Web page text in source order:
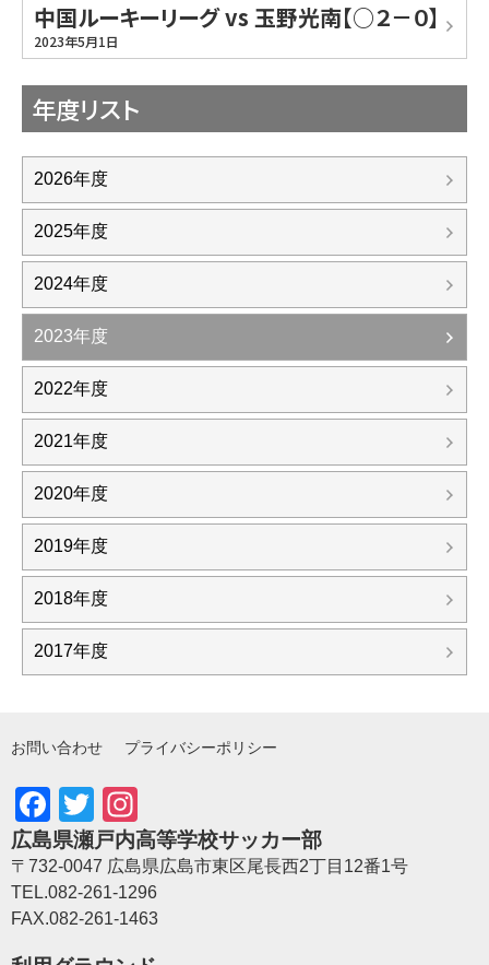
中国ルーキーリーグ vs 玉野光南【○２－０】
2023年5月1日
年度リスト
2026年度
2025年度
2024年度
2023年度
2022年度
2021年度
2020年度
2019年度
2018年度
2017年度
お問い合わせ プライバシーポリシー
Facebook
Twitter
広島県瀬戸内高等学校サッカー部
〒732-0047 広島県広島市東区尾長西2丁目12番1号
TEL.082-261-1296
FAX.082-261-1463